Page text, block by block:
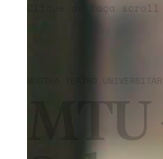
Clique ou faça scroll
MOSTRA TEATRO